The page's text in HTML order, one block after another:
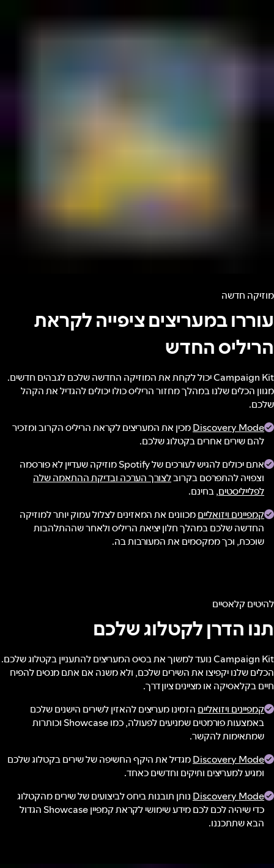
מוזיקה חדשה
עוררו במעריצים ציפייה לקראת
הריליס החדש
Campaign Kit יכול לקחת את המוזיקה החדשה שלכם לגבהים חדשים.
מגוון הכלים שלנו במהלך מחזור הריליס כולו יכולים להגדיל את הקהל
שלכם.
Discovery Modeמכין את המעריצים לקראת הריליס הקרוב ומזכיר
להם שירים אחרים בקטלוג שלכם.
אתם יכולים להגיש לעורכים של Spotify מוזיקה שעדיין לא פורסמה
וצפויה להתפרסם בקרובלצורך הערכה ובדיקת ההתאמה שלה
לפלייליסטים, בחינם.
קמפיינים ויזואלייםמכוונים את המאזינים לצלול עמוק יותר למוזיקה
החדשה שלכם במהלך חלון יציאת הריליס ולאחר שההתלהבות
שוככת, וכך ממקסמים את המעורבות בה.
להיטים קלאסיים
תנו הדרן לקטלוג שלכם
Campaign Kit נועד למשוך את בסיס המעריצים להתעניין בקטלוג שלכם.
הכלים שלנו יקפיצו את השירים שלכם, ולא משנה אם אתם מנסים להפיח
חיים בקלאסיקה או מציינים ציון דרך.
קמפיינים ויזואליים הזמינו מעריצים להאזין לשירים הישנים שלכם
באמצעות פורמטים שמניעים לפעולה, כמו Showcase וכותרות
שמתאימות להקשר.
Discovery Modeמגדיל את היקף החשיפה של שירים בקטלוג שלכם
ומגיע למעריצים ותיקים וחדשים כאחד.
Discovery Mode נותן תובנות ביחס לביצועים של שירים מהקטלוג
כדי שיהיה לכם לכם מידע שימושי לקראת קמפיין Showcase הגדול
הבא שתתכננו.